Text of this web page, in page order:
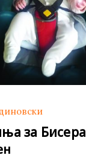
за Бисера